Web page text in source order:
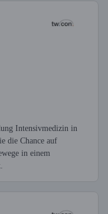
Intensivmedizin in
die Chance auf
in einem